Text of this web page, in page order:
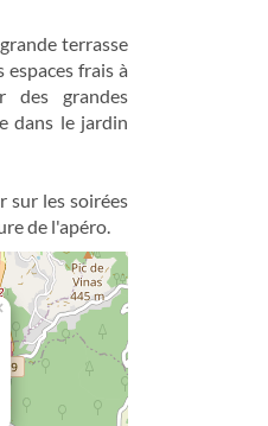
terrasse
espaces frais à
des grandes
dans le jardin
sur les soirées
de l'apéro.